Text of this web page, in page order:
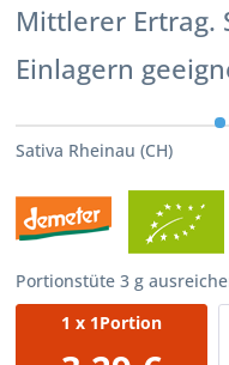
Mittlerer Ertrag.
Einlagern
Sativa Rheinau (CH)
Portionstüte 3 g
1 x 1Portion